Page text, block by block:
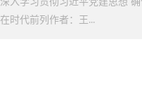
在时代前列作者：王...